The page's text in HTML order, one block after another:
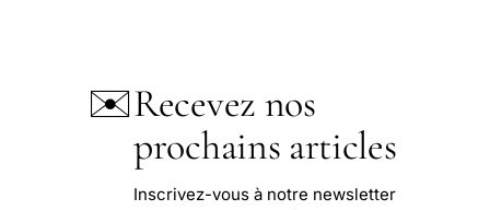
✉️Recevez nos
prochains articles
Inscrivez-vous à notre newsletter